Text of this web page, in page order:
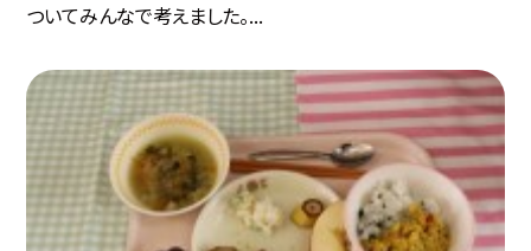
ついてみんなで考えました。...